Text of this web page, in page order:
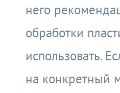
него
обработки
использовать.
на конкретный